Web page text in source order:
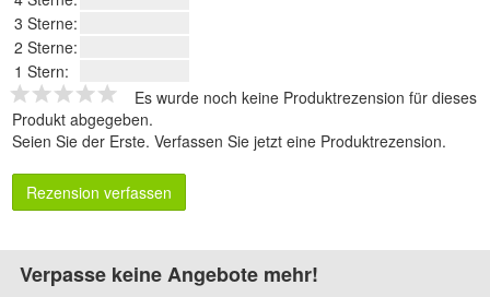
3 Sterne:
2 Sterne:
1 Stern:
Es wurde noch keine Produktrezension für dieses
Produkt abgegeben.
Seien Sie der Erste. Verfassen Sie jetzt eine Produktrezension.
Rezension verfassen
Verpasse keine Angebote mehr!